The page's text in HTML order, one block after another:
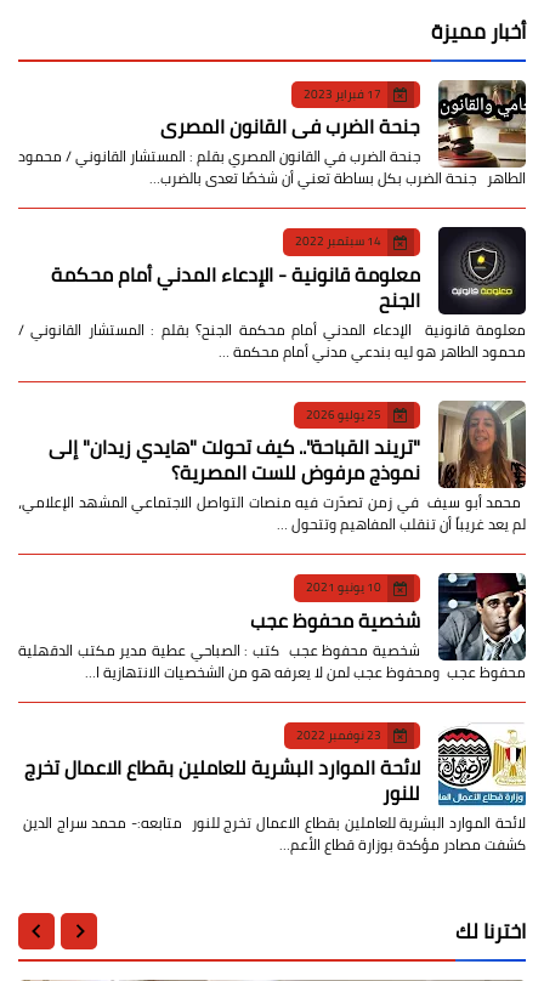
أخبار مميزة
17 فبراير 2023
جنحة الضرب في القانون المصري
جنحة الضرب في القانون المصري بقلم : المستشار القانوني / محمود
الطاهر جنحة الضرب بكل بساطة تعني أن شخصًا تعدى بالضرب…
14 سبتمبر 2022
معلومة قانونية - الإدعاء المدني أمام محكمة
الجنح
معلومة قانونية الإدعاء المدني أمام محكمة الجنح؟ بقلم : المستشار القانوني /
محمود الطاهر هو ليه بندعي مدني أمام محكمة …
25 يوليو 2026
​"تريند القباحة".. كيف تحولت "هايدي زيدان" إلى
نموذج مرفوض للست المصرية؟
​ محمد أبو سيف ​في زمن تصدّرت فيه منصات التواصل الاجتماعي المشهد الإعلامي،
لم يعد غريباً أن تنقلب المفاهيم وتتحول …
10 يونيو 2021
شخصية محفوظ عجب
شخصية محفوظ عجب كتب : الصباحي عطية مدير مكتب الدقهلية
محفوظ عجب ومحفوظ عجب لمن لا يعرفه هو من الشخصيات الانتهازية ا…
23 نوفمبر 2022
لائحة الموارد البشرية للعاملين بقطاع الاعمال تخرج
للنور
لائحة الموارد البشرية للعاملين بقطاع الاعمال تخرج للنور متابعه:- محمد سراج الدين
كشفت مصادر مؤكدة بوزارة قطاع الأعم…
اخترنا لك